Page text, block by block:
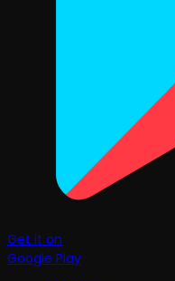
Get it on
Google Play